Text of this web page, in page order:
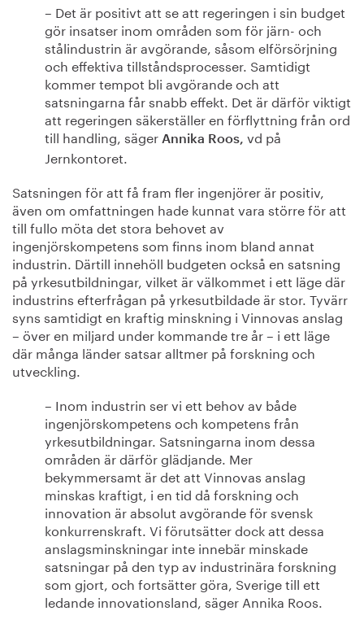
– Det är positivt att se att regeringen i sin budget
gör insatser inom områden som för järn- och
stålindustrin är avgörande, såsom elförsörjning
och effektiva tillståndsprocesser. Samtidigt
kommer tempot bli avgörande och att
satsningarna får snabb effekt. Det är därför viktigt
att regeringen säkerställer en förflyttning från ord
till handling, säger Annika Roos, vd på
Jernkontoret.
Satsningen för att få fram fler ingenjörer är positiv,
även om omfattningen hade kunnat vara större för att
till fullo möta det stora behovet av
ingenjörskompetens som finns inom bland annat
industrin. Därtill innehöll budgeten också en satsning
på yrkesutbildningar, vilket är välkommet i ett läge där
industrins efterfrågan på yrkesutbildade är stor. Tyvärr
syns samtidigt en kraftig minskning i Vinnovas anslag
– över en miljard under kommande tre år – i ett läge
där många länder satsar alltmer på forskning och
utveckling.
– Inom industrin ser vi ett behov av både
ingenjörskompetens och kompetens från
yrkesutbildningar. Satsningarna inom dessa
områden är därför glädjande. Mer
bekymmersamt är det att Vinnovas anslag
minskas kraftigt, i en tid då forskning och
innovation är absolut avgörande för svensk
konkurrenskraft. Vi förutsätter dock att dessa
anslagsminskningar inte innebär minskade
satsningar på den typ av industrinära forskning
som gjort, och fortsätter göra, Sverige till ett
ledande innovationsland, säger Annika Roos.